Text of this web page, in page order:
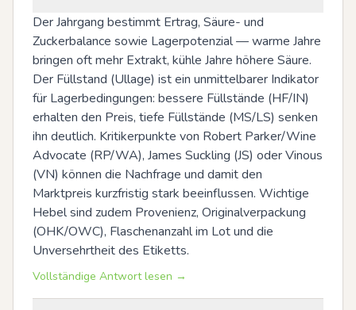
Der Jahrgang bestimmt Ertrag, Säure- und
Zuckerbalance sowie Lagerpotenzial — warme Jahre
bringen oft mehr Extrakt, kühle Jahre höhere Säure.
Der Füllstand (Ullage) ist ein unmittelbarer Indikator
für Lagerbedingungen: bessere Füllstände (HF/IN)
erhalten den Preis, tiefe Füllstände (MS/LS) senken
ihn deutlich. Kritikerpunkte von Robert Parker/Wine
Advocate (RP/WA), James Suckling (JS) oder Vinous
(VN) können die Nachfrage und damit den
Marktpreis kurzfristig stark beeinflussen. Wichtige
Hebel sind zudem Provenienz, Originalverpackung
(OHK/OWC), Flaschenanzahl im Lot und die
Unversehrtheit des Etiketts.
Vollständige Antwort lesen →